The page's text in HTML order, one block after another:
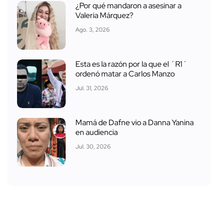
¿Por qué mandaron a asesinar a
Valeria Márquez?
Ago. 3, 2026
Esta es la razón por la que el ´R1´
ordenó matar a Carlos Manzo
Jul. 31, 2026
Mamá de Dafne vio a Danna Yanina
en audiencia
Jul. 30, 2026